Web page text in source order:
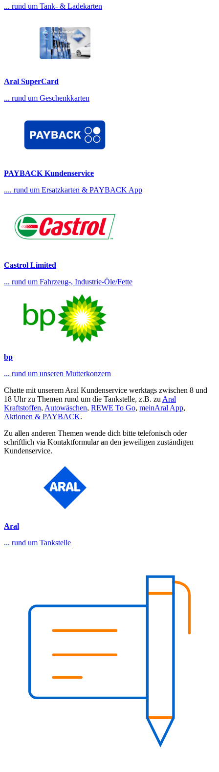
... rund um Tank- & Ladekarten
Aral SuperCard
... rund um Geschenkkarten
PAYBACK Kundenservice
.... rund um Ersatzkarten & PAYBACK App
Castrol Limited
... rund um Fahrzeug-, Industrie-Öle/Fette
bp
... rund um unseren Mutterkonzern
Chatte mit unserem Aral Kundenservice werktags zwischen 8 und
18 Uhr zu Themen rund um die Tankstelle, z.B. zu Aral
Kraftstoffen, Autowäschen, REWE To Go, meinAral App,
Aktionen & PAYBACK.
Zu allen anderen Themen wende dich bitte telefonisch oder
schriftlich via Kontaktformular an den jeweiligen zuständigen
Kundenservice.
Aral
... rund um Tankstelle